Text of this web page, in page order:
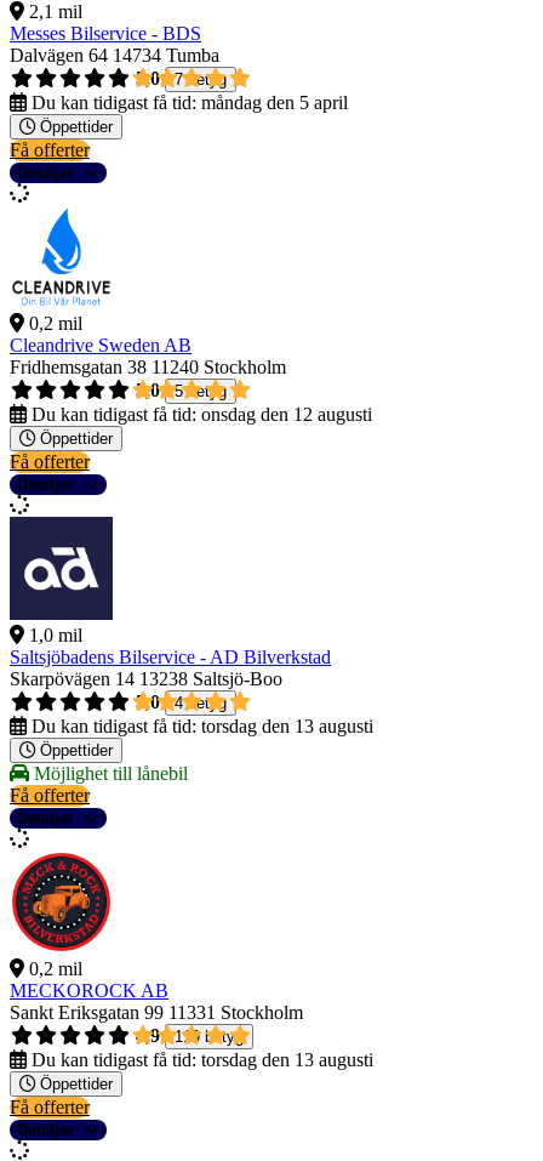
2,1 mil
Messes Bilservice - BDS
Dalvägen 64 14734 Tumba
5,0
7 betyg
Du kan tidigast få tid: måndag den 5 april
Öppettider
Få offerter
Detaljer
0,2 mil
Cleandrive Sweden AB
Fridhemsgatan 38 11240 Stockholm
5,0
5 betyg
Du kan tidigast få tid: onsdag den 12 augusti
Öppettider
Få offerter
Detaljer
1,0 mil
Saltsjöbadens Bilservice - AD Bilverkstad
Skarpövägen 14 13238 Saltsjö-Boo
5,0
4 betyg
Du kan tidigast få tid: torsdag den 13 augusti
Öppettider
Möjlighet till lånebil
Få offerter
Detaljer
0,2 mil
MECKOROCK AB
Sankt Eriksgatan 99 11331 Stockholm
4,9
119 betyg
Du kan tidigast få tid: torsdag den 13 augusti
Öppettider
Få offerter
Detaljer